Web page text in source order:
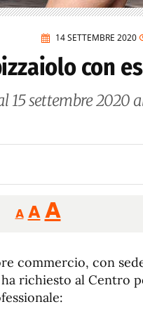
14 SETTEMBRE 2020
con
settembre 2020
A
Reducir
tamaño
A Restablecer
tamaño
fuente
A
de
fuente.
commercio, con
richiesto al Centro